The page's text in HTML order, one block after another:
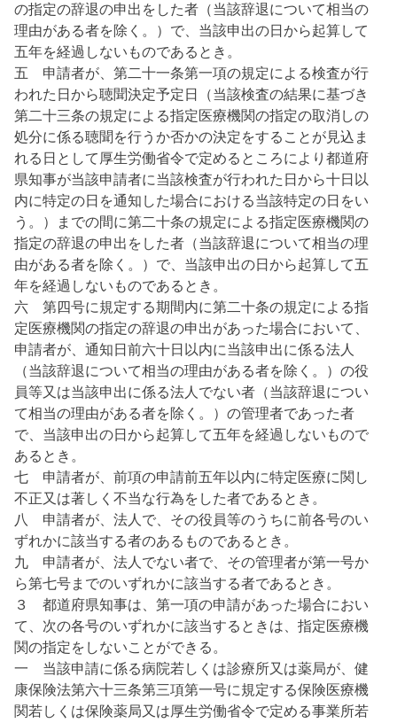
の指定の辞退の申出をした者（当該辞退について相当の
理由がある者を除く。）で、当該申出の日から起算して
五年を経過しないものであるとき。
五 申請者が、第二十一条第一項の規定による検査が行
われた日から聴聞決定予定日（当該検査の結果に基づき
第二十三条の規定による指定医療機関の指定の取消しの
処分に係る聴聞を行うか否かの決定をすることが見込ま
れる日として厚生労働省令で定めるところにより都道府
県知事が当該申請者に当該検査が行われた日から十日以
内に特定の日を通知した場合における当該特定の日をい
う。）までの間に第二十条の規定による指定医療機関の
指定の辞退の申出をした者（当該辞退について相当の理
由がある者を除く。）で、当該申出の日から起算して五
年を経過しないものであるとき。
六 第四号に規定する期間内に第二十条の規定による指
定医療機関の指定の辞退の申出があった場合において、
申請者が、通知日前六十日以内に当該申出に係る法人
（当該辞退について相当の理由がある者を除く。）の役
員等又は当該申出に係る法人でない者（当該辞退につい
て相当の理由がある者を除く。）の管理者であった者
で、当該申出の日から起算して五年を経過しないもので
あるとき。
七 申請者が、前項の申請前五年以内に特定医療に関し
不正又は著しく不当な行為をした者であるとき。
八 申請者が、法人で、その役員等のうちに前各号のい
ずれかに該当する者のあるものであるとき。
九 申請者が、法人でない者で、その管理者が第一号か
ら第七号までのいずれかに該当する者であるとき。
３ 都道府県知事は、第一項の申請があった場合におい
て、次の各号のいずれかに該当するときは、指定医療機
関の指定をしないことができる。
一 当該申請に係る病院若しくは診療所又は薬局が、健
康保険法第六十三条第三項第一号に規定する保険医療機
関若しくは保険薬局又は厚生労働省令で定める事業所若